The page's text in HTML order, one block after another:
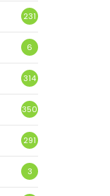
231
6
314
350
291
3